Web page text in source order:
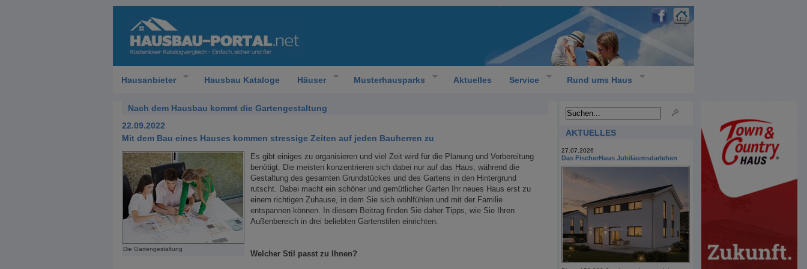
Hausanbieter Hausbau Kataloge Häuser Musterhausparks Aktuelles Service Rund ums Haus
Nach dem Hausbau kommt die Gartengestaltung
22.09.2022
Mit dem Bau eines Hauses kommen stressige Zeiten auf jeden Bauherren zu
Die Gartengestaltung
Es gibt einiges zu organisieren und viel Zeit wird für die Planung und Vorbereitung
benötigt. Die meisten konzentrieren sich dabei nur auf das Haus, während die
Gestaltung des gesamten Grundstückes und des Gartens in den Hintergrund
rutscht. Dabei macht ein schöner und gemütlicher Garten Ihr neues Haus erst zu
einem richtigen Zuhause, in dem Sie sich wohlfühlen und mit der Familie
entspannen können. In diesem Beitrag finden Sie daher Tipps, wie Sie Ihren
Außenbereich in drei beliebten Gartenstilen einrichten.
Welcher Stil passt zu Ihnen?
AKTUELLES
27.07.2026
Das FischerHaus Jubiläumsdarlehen